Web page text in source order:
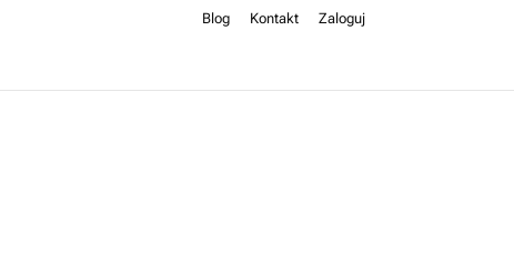
Blog Kontakt Zaloguj